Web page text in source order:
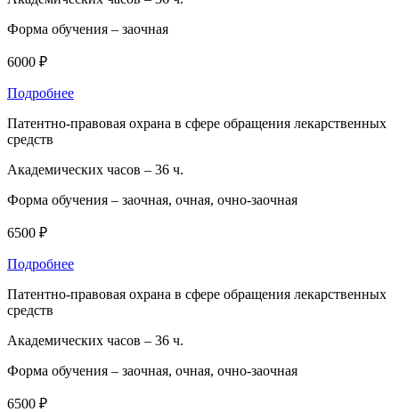
Форма обучения – заочная
6000 ₽
Подробнее
Патентно-правовая охрана в сфере обращения лекарственных
средств
Академических часов – 36 ч.
Форма обучения – заочная, очная, очно-заочная
6500 ₽
Подробнее
Патентно-правовая охрана в сфере обращения лекарственных
средств
Академических часов – 36 ч.
Форма обучения – заочная, очная, очно-заочная
6500 ₽